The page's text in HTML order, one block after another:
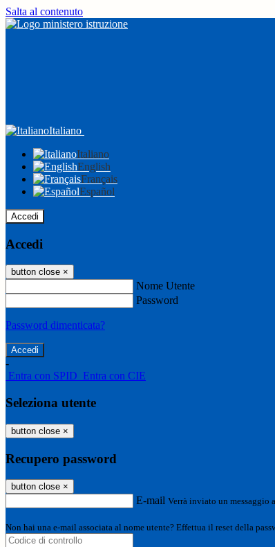
Salta al contenuto
Italiano
Italiano
English
Français
Español
Accedi
Accedi
button close ×
Nome Utente
Password
Password dimenticata?
-
Entra con SPID Entra con CIE
Seleziona utente
button close ×
Recupero password
button close ×
E-mail Verrà inviato un
Non hai una e-mail associata al nome utente? Effettua il reset della